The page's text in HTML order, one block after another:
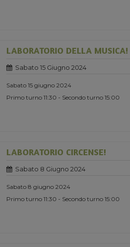
LABORATORIO DELLA MUSICA!
Sabato 15 Giugno 2024
Sabato 15 giugno 2024
Primo turno 11:30 - Secondo turno 15:00
LABORATORIO CIRCENSE!
Sabato 8 Giugno 2024
Sabato 8 giugno 2024
Primo turno 11:30 - Secondo turno 15:00